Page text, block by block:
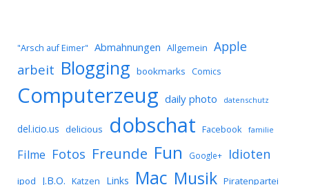
"Arsch auf Eimer" Abmahnungen Allgemein Apple
arbeit Blogging bookmarks Comics
Computerzeug daily photo datenschutz
del.icio.us delicious dobschat Facebook familie
Filme Fotos Freunde Fun Google+ Idioten
ipod J.B.O. Katzen Links Mac Musik Piratenpartei